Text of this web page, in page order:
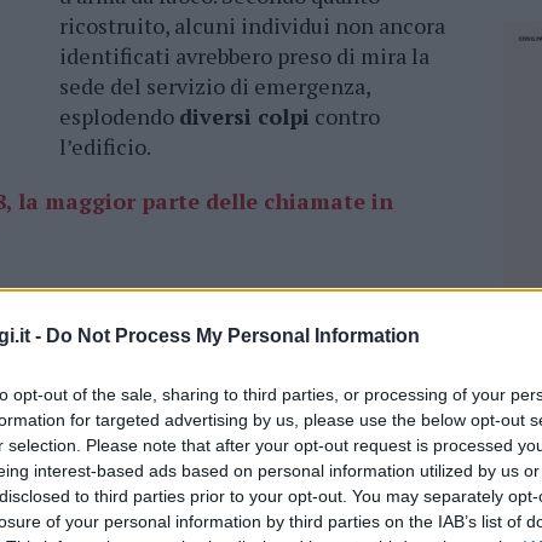
- Do Not Process My Personal Information
opt-out of the sale, sharing to third parties, or processing of your
for targeted advertising by us, please use the below opt-out
selection. Please note that after your opt-out request is processed
interest-based ads based on personal information utilized by us
to third parties prior to your opt-out. You may separately
of your personal information by third parties on the IAB’s list of
ricostruito, alcuni individui non ancora
identificati avrebbero preso di mira la
sede del servizio di emergenza,
esplodendo diversi colpi contro
l’edificio.
la maggior parte delle chiamate in
da almeno due proiettili. Non è chiaro se di
indicano che un individuo con il volto
della sede, chiedendo in maniera diretta
l’uomo avrebbe aperto il fuoco,
alla fuga. I colleghi, testimoni della scena,